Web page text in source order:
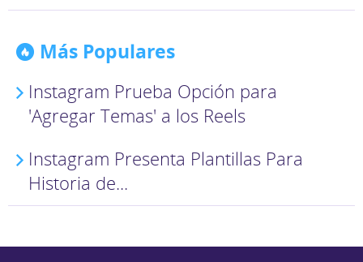
Más Populares
Instagram Prueba Opción para
'Agregar Temas' a los Reels
Instagram Presenta Plantillas Para
Historia de...